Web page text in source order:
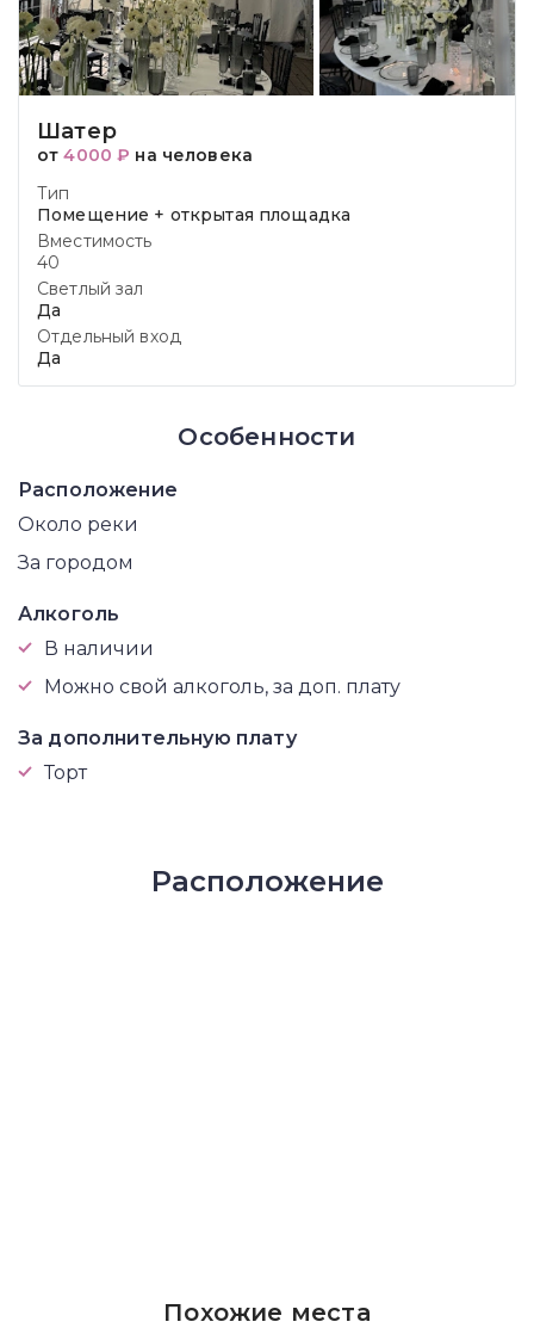
Шатер
от4000 ₽ на человека
Тип
Помещение + открытая площадка
Вместимость
40
Светлый зал
Да
Отдельный вход
Да
Особенности
Расположение
Около реки
За городом
Алкоголь
В наличии
Можно свой алкоголь, за доп. плату
За дополнительную плату
Торт
Расположение
Похожие места